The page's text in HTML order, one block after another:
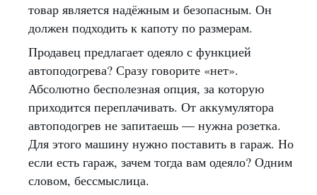
товар является надёжным и безопасным. Он
должен подходить к капоту по размерам.
Продавец предлагает одеяло с функцией
автоподогрева? Сразу говорите «нет».
Абсолютно бесполезная опция, за которую
приходится переплачивать. От аккумулятора
автоподогрев не запитаешь — нужна розетка.
Для этого машину нужно поставить в гараж. Но
если есть гараж, зачем тогда вам одеяло? Одним
словом, бессмыслица.